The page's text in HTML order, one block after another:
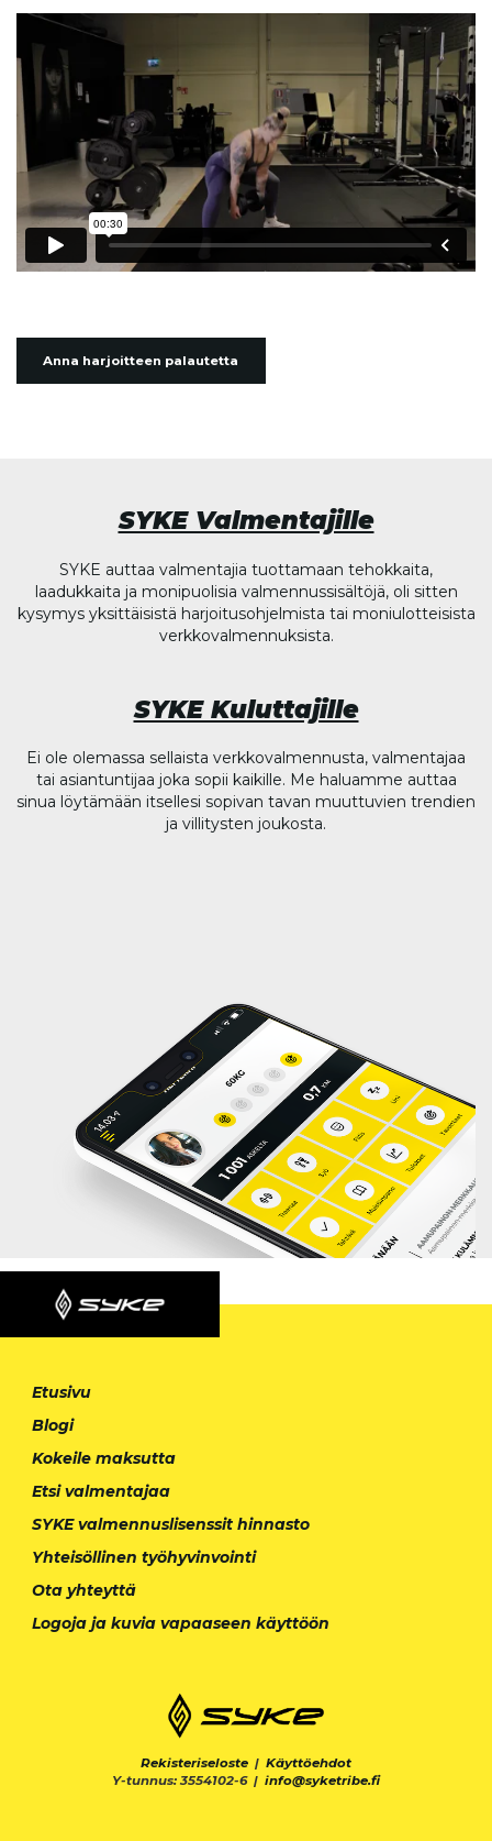
Anna harjoitteen palautetta
SYKE Valmentajille
SYKE auttaa valmentajia tuottamaan tehokkaita,
laadukkaita ja monipuolisia valmennussisältöjä, oli sitten
kysymys yksittäisistä harjoitusohjelmista tai moniulotteisista
verkkovalmennuksista.
SYKE Kuluttajille
Ei ole olemassa sellaista verkkovalmennusta, valmentajaa
tai asiantuntijaa joka sopii kaikille. Me haluamme auttaa
sinua löytämään itsellesi sopivan tavan muuttuvien trendien
ja villitysten joukosta.
Etusivu
Blogi
Kokeile maksutta
Etsi valmentajaa
SYKE valmennuslisenssit hinnasto
Yhteisöllinen työhyvinvointi
Ota yhteyttä
Logoja ja kuvia vapaaseen käyttöön
Rekisteriseloste | Käyttöehdot
Y-tunnus: 3554102-6 | info@syketribe.fi